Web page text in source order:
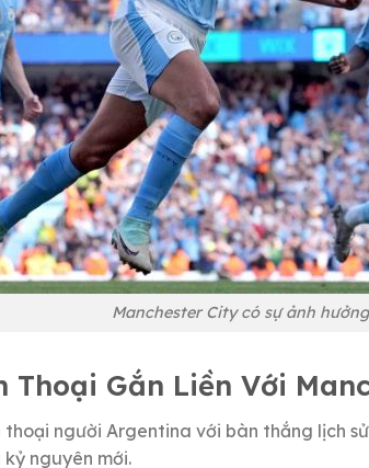
Manchester City có sự ảnh
Thoại Gắn Liền Với
người Argentina với bàn thắng lịch
nguyên mới.